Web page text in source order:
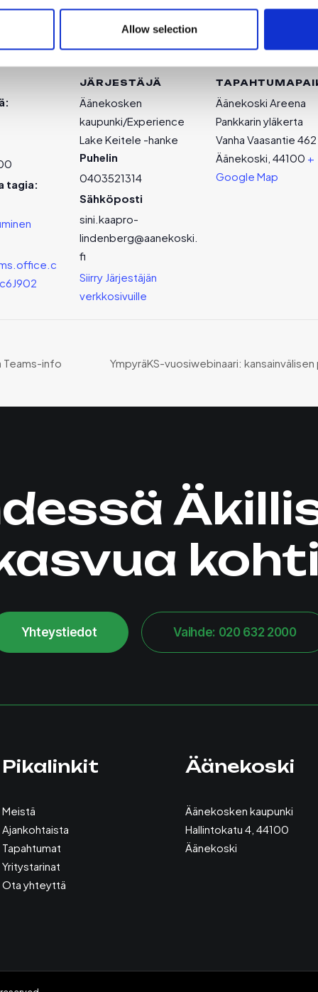
Allow selection
tagia:
JÄRJESTÄJÄ
Äänekosken
kaupunki/Experience
Lake Keitele -hanke
Puhelin
0403521314
Sähköposti
sini.kaapro-
lindenberg@aanekoski.
fi
Siirry Järjestäjän
verkkosivuille
Äänekoski Areena
Pankkarin yläkerta
Vanha Vaasantie 462
Äänekoski 44100 +
Google Map
Teams-info YmpyräKS-vuosiwebinaari:
Yhteystiedot Vaihde: 020 632 2000
Pikalinkit
Meistä
Ajankohtaista
Tapahtumat
Yritystarinat
Ota yhteyttä
Äänekoski
Äänekosken kaupunki
Hallintokatu 4, 44100
Äänekoski